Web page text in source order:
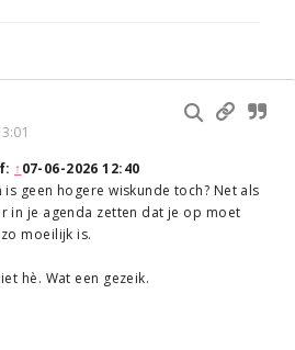
↑07-06-2026 12:40
is geen hogere wiskunde toch? Net als
in je agenda zetten dat je op moet
moeilijk is.
hè. Wat een gezeik.